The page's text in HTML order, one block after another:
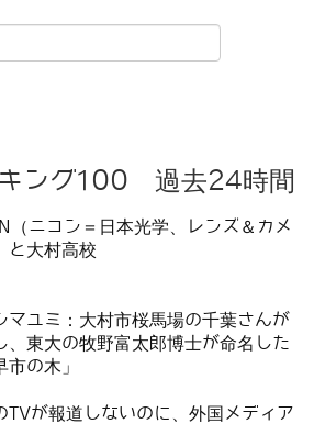
キング100 過去24時間
（ニコン＝日本光学、レンズ＆カメ
と大村高校
マユミ：大村市桜馬場の千葉さんが
、東大の牧野富太郎博士が命名した
市の木」
TVが報道しないのに、外国メディア